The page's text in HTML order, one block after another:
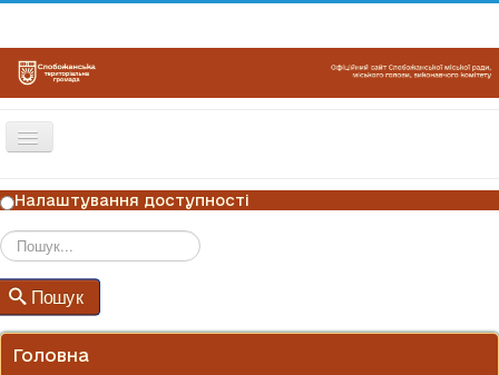
Перемикач
ГОЛОВНА
НОВИНИ
ОГОЛОШЕННЯ
ГРАФІКИ ПРИЙОМУ
Налаштування доступності
Пошук
Головна